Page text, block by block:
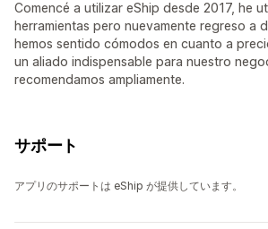
Comencé a utilizar eShip desde 2017, he
herramientas pero nuevamente regreso a
hemos sentido cómodos en cuanto a
un aliado indispensable para nuestro
recomendamos ampliamente.
サポート
アプリのサポートは eShip が提供しています。